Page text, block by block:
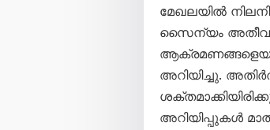
മേഖലയിൽ
സൈന്യം അതീവ
അറിയിച്ചു.
അറിയിപ്പുകൾ